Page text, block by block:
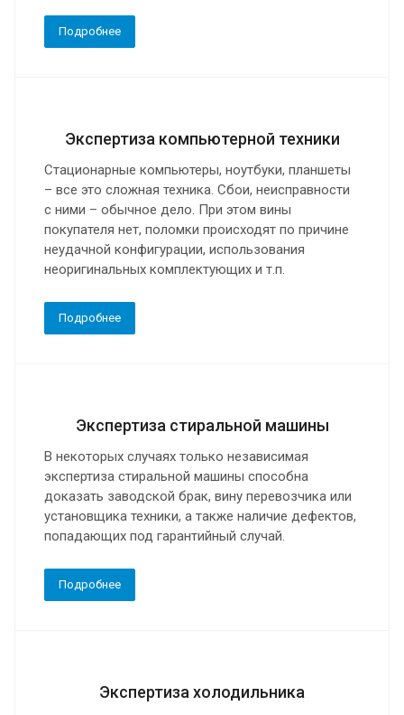
Подробнее
Экспертиза компьютерной техники
Стационарные компьютеры, ноутбуки, планшеты
– все это сложная техника. Сбои, неисправности
с ними – обычное дело. При этом вины
покупателя нет, поломки происходят по причине
неудачной конфигурации, использования
неоригинальных комплектующих и т.п.
Подробнее
Экспертиза стиральной машины
В некоторых случаях только независимая
экспертиза стиральной машины способна
доказать заводской брак, вину перевозчика или
установщика техники, а также наличие дефектов,
попадающих под гарантийный случай.
Подробнее
Экспертиза холодильника